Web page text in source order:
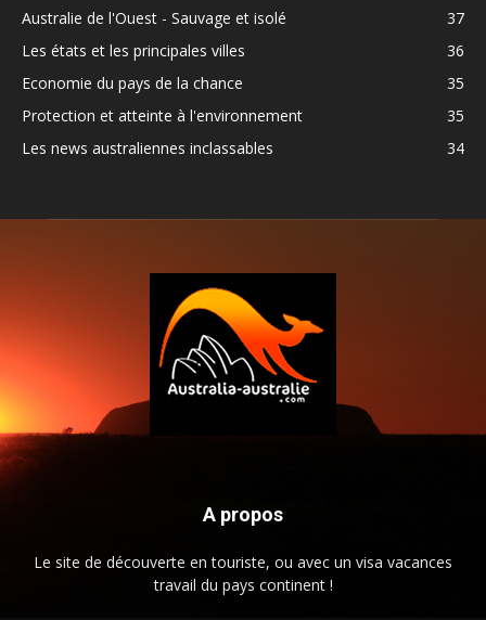
Australie de l'Ouest - Sauvage et isolé
37
Les états et les principales villes
36
Economie du pays de la chance
35
Protection et atteinte à l'environnement
35
Les news australiennes inclassables
34
A propos
Le site de découverte en touriste, ou avec un visa vacances
travail du pays continent !